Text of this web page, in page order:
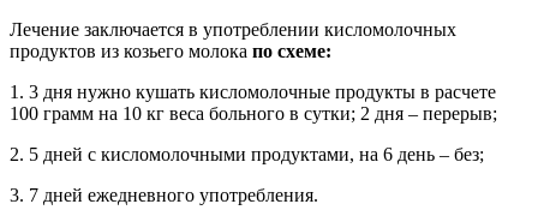
Лечение заключается в употреблении кисломолочных
продуктов из козьего молока по схеме:
1. 3 дня нужно кушать кисломолочные продукты в расчете
100 грамм на 10 кг веса больного в сутки; 2 дня – перерыв;
2. 5 дней с кисломолочными продуктами, на 6 день – без;
3. 7 дней ежедневного употребления.